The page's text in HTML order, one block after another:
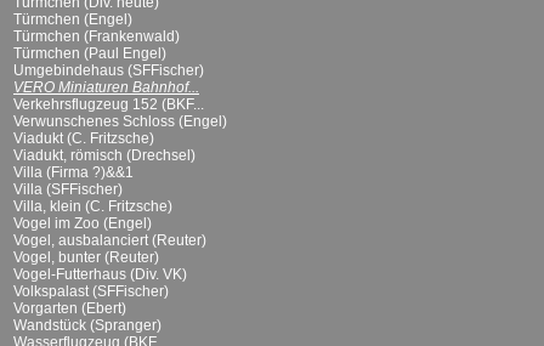
Türmchen (Engel)
Türmchen (Frankenwald)
Türmchen (Paul Engel)
Umgebindehaus (SFFischer)
VERO Miniaturen Bahnhof...
Verkehrsflugzeug 152 (BKF...
Verwunschenes Schloss (Engel)
Viadukt (C. Fritzsche)
Viadukt, römisch (Drechsel)
Villa (Firma ?)&&1
Villa (SFFischer)
Villa, klein (C. Fritzsche)
Vogel im Zoo (Engel)
Vogel, ausbalanciert (Reuter)
Vogel, bunter (Reuter)
Vogel-Futterhaus (Div. VK)
Volkspalast (SFFischer)
Vorgarten (Ebert)
Wandstück (Spranger)
Wasserflugzeug (BKF